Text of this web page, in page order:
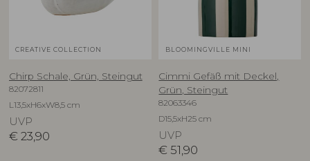
CREATIVE COLLECTION
Chirp Schale, Grün, Steingut
82072811
L13,5xH6xW8,5 cm
UVP
€ 23,90
BLOOMINGVILLE MINI
Cimmi Gefäß mit Deckel,
Grün, Steingut
82063346
D15,5xH25 cm
UVP
€ 51,90